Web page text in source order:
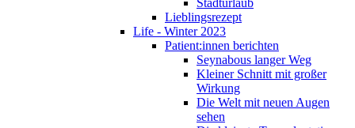
Stadturlaub
Lieblingsrezept
Life - Winter 2023
Patient:innen berichten
Seynabous langer Weg
Kleiner Schnitt mit großer
Wirkung
Die Welt mit neuen Augen
sehen